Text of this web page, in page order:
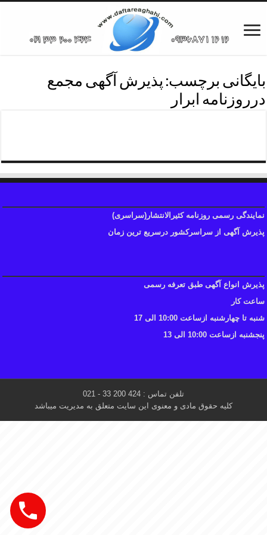
بایگانی برچسب: پذیرش آگهی مجمع
درروزنامه ابرار
نمایندگی رسمی روزنامه کثیرالانتشار(سراسری)
پذیرش آگهی از سراسرکشور درسریع ترین زمان
پذیرش انواع آگهی طبق تعرفه رسمی
ساعت کار
شنبه تا چهارشنبه ازساعت 10:00 الی 17
پنجشنبه ازساعت 10:00 الی 13
تلفن تماس : 424 200 33 - 021
کلیه حقوق مادی و معنوی این سایت متعلق به مدیریت میباشد